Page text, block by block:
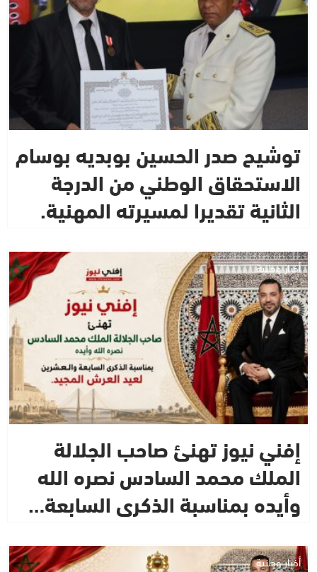
توشيح صدر الحسين بوبديه بوسام
الاستحقاق الوطني من الدرجة
الثانية تقديرا لمسيرته المهنية.
أخبار وطنية
إفني نيوز تهنئ صاحب الجلالة
الملك محمد السادس نصره الله
وأيده بمناسبة الذكرى السابعة…
أخبار وطنية